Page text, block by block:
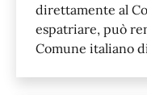
direttamente al
espatriare, può
Comune italiano